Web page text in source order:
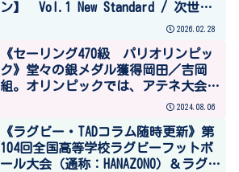
ン】 Vol.1 New Standard / 次世代
の標準サーカディアンリズム照明と
2026.02.28
《セーリング470級 パリオリンピッ
ク》堂々の銀メダル獲得岡田／吉岡
組。オリンピックでは、アテネ大会以
来20年ぶりのメダル獲得、銀メダルは
2024.08.06
《ラグビー・TADコラム随時更新》第
104回全国高等学校ラグビーフットボ
ール大会（通称：HANAZONO）＆ラグビ